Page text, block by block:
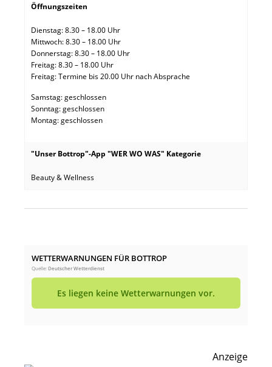
Öffnungszeiten
Dienstag: 8.30 – 18.00 Uhr
Mittwoch: 8.30 – 18.00 Uhr
Donnerstag: 8.30 – 18.00 Uhr
Freitag: 8.30 – 18.00 Uhr
Freitag: Termine bis 20.00 Uhr nach Absprache
Samstag: geschlossen
Sonntag: geschlossen
Montag: geschlossen
"Unser Bottrop"-App "WER WO WAS" Kategorie
Beauty & Wellness
WETTERWARNUNGEN FÜR BOTTROP
Quelle:Deutscher Wetterdienst
Es liegen keine Wetterwarnungen vor.
Anzeige